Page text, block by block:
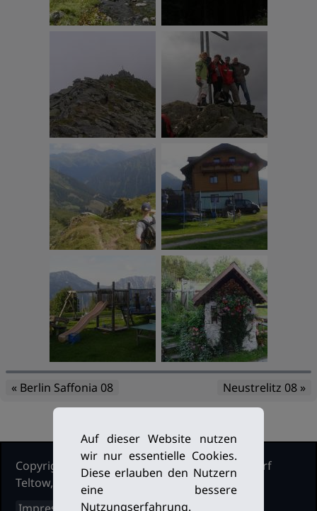
« Berlin Saffonia 08 Neustrelitz 08 »
Copyright Ruderclub Kleinmachnow Stahnsdorf
Teltow, 2026. Alle Rechte vorbehalten.
Auf dieser Website nutzen
wir nur essentielle Cookies.
Diese erlauben den Nutzern
eine bessere
Nutzungserfahrung.